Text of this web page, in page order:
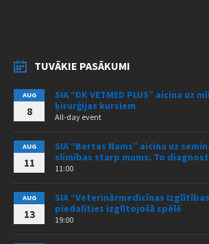
TUVĀKIE PASĀKUMI
AUG
8
SIA “DK VETMED PLUS” aicina uz
ķirurģijas kursiem
All-day event
AUG
11
SIA “Bertas Nams” aicina uz
slimības starp mums. To
11:00
AUG
13
SIA “Veterinārmedicīnas
piedalīties izglītojošā spēlē
19:00